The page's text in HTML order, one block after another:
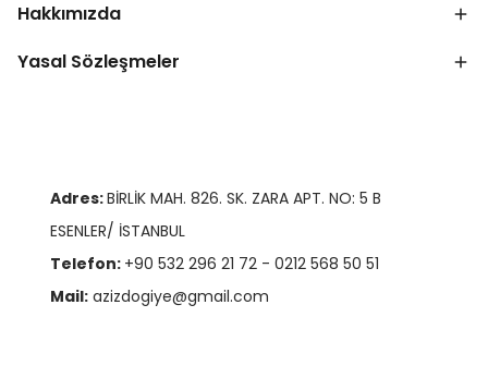
Hakkımızda
Yasal Sözleşmeler
Adres:BİRLİK MAH. 826. SK. ZARA APT. NO: 5 B
ESENLER/ İSTANBUL
Telefon: +90 532 296 21 72 - 0212 568 50 51
Mail: azizdogiye@gmail.com